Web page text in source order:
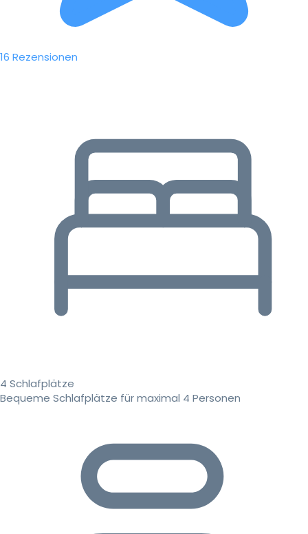
16 Rezensionen
4 Schlafplätze
Bequeme Schlafplätze für maximal 4 Personen